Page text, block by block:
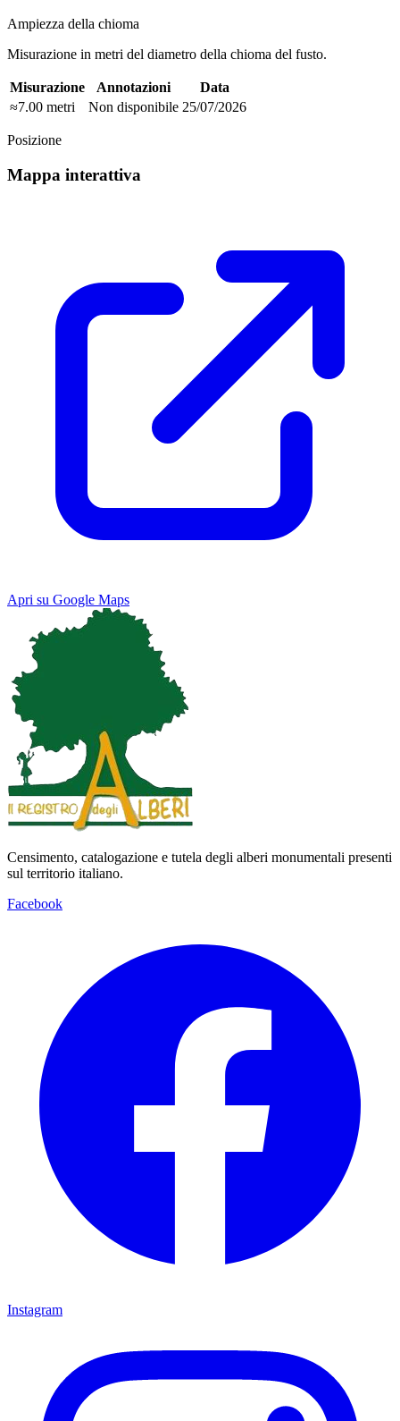
Ampiezza della chioma
Misurazione in metri del diametro della chioma del fusto.
Misurazione Annotazioni
Data
≈7.00 metri
Non disponibile 25/07/2026
Posizione
Mappa interattiva
Apri su Google Maps
Map Satellite
Keyboard shortcuts
Censimento, catalogazione e tutela degli alberi monumentali presenti
sul territorio italiano.
Facebook
Instagram